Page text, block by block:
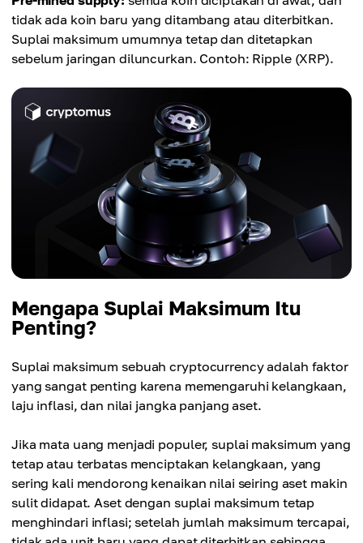
tidak ada koin baru yang ditambang atau diterbitkan.
Suplai maksimum umumnya tetap dan ditetapkan
sebelum jaringan diluncurkan. Contoh: Ripple (XRP).
Mengapa Suplai Maksimum Itu
Penting?
Suplai maksimum sebuah cryptocurrency adalah faktor
yang sangat penting karena memengaruhi kelangkaan,
laju inflasi, dan nilai jangka panjang aset.
Jika mata uang menjadi populer, suplai maksimum yang
tetap atau terbatas menciptakan kelangkaan, yang
sering kali mendorong kenaikan nilai seiring aset makin
sulit didapat. Aset dengan suplai maksimum tetap
menghindari inflasi; setelah jumlah maksimum tercapai,